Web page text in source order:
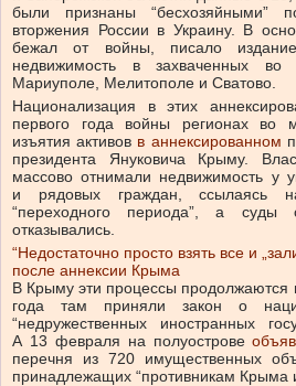
были признаны “бесхозяйными”
вторжения России в Украину. В
бежал от войны, писало
недвижимость в захваченных
Мариуполе, Мелитополе и Сватово.
Национализация в этих
первого года войны регионах во
изъятия активов в аннексированном
президента Януковича Крыму.
массово отнимали недвижимость у
и рядовых граждан, ссылаясь
“переходного периода”, а суды
отказывались.
“Недостаточно просто взять все и
после аннексии Крыма
В Крыму эти процессы продолжаются
года там приняли закон о
“недружественных иностранных
А 13 февраля на полуострове
перечня из 720 имущественных
принадлежащих “противникам Крыма